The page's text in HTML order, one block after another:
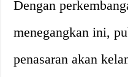
Dengan
menegangkan ini,
penasaran akan